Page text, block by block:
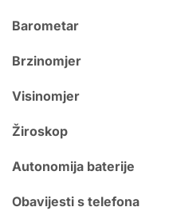
Barometar
Brzinomjer
Visinomjer
Žiroskop
Autonomija baterije
Obavijesti s telefona